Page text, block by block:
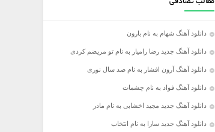
مطالب تصادفی
دانلود آهنگ شهام به نام بارون
دانلود آهنگ جدید رضا رامیار به نام تو مریضم کردی
دانلود آهنگ آرون افشار به نام صد سال نوری
دانلود آهنگ فواد به نام چشمات
دانلود آهنگ جدید مجید اخشابی به نام مادر
دانلود آهنگ جدید سارا به نام انتخاب